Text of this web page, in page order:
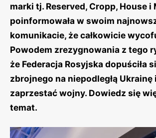
marki tj. Reserved, Cropp, House i
poinformowała w swoim
komunikacie, że całkowicie
Powodem zrezygnowania z tego
że Federacja Rosyjska dopuściła
zbrojnego na niepodległą Ukrainę
zaprzestać wojny. Dowiedz się
temat.